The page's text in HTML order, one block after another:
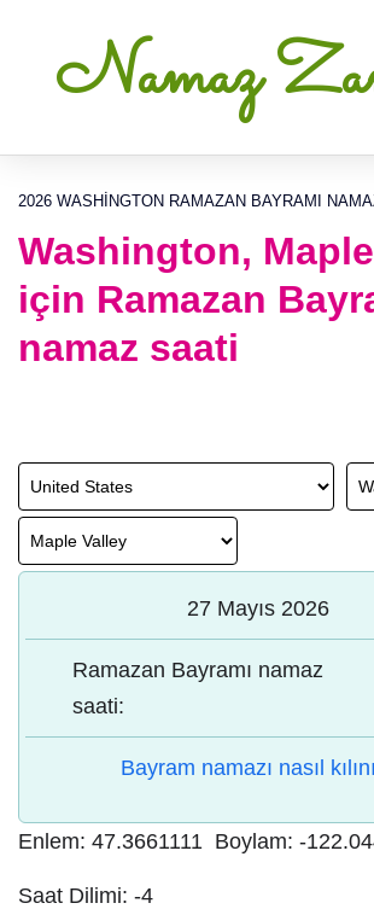
Namaz
2026 WASHINGTON RAMAZAN BAYRAMI
Washington,
için Ramazan
namaz saati
27 Mayıs 2026
Ramazan Bayramı namaz
saati:
Bayram namazı nasıl
Enlem: 47.3661111 Boylam: -
Saat Dilimi: -4